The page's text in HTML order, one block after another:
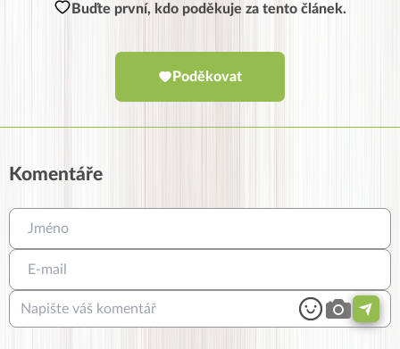
Buďte první, kdo poděkuje za tento článek.
Poděkovat
Komentáře